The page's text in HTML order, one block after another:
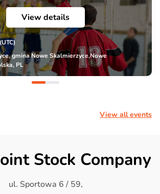
View details
gmina Nowe Skalmierzyce,Nowe
PL
View all events
Stock Company
ul. Sportowa 6 / 59,